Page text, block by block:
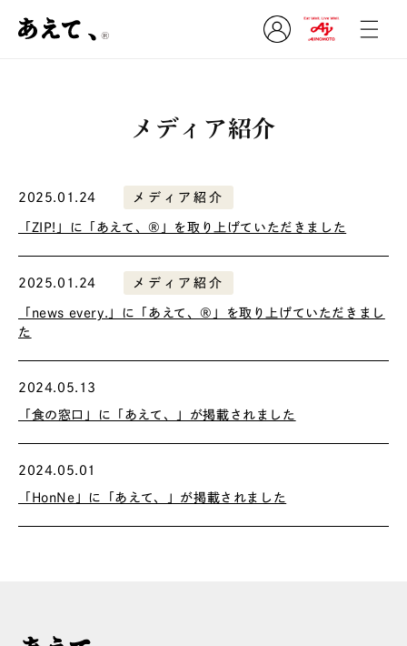
ンツに
進む
グ
イ
メディア紹介
2025.01.24 メディア紹介
「ZIP!」に「あえて、®」を取り上げていただきました
2025.01.24 メディア紹介
「news every.」に「あえて、®」を取り上げていただきまし
た
2024.05.13
「食の窓口」に「あえて、」が掲載されました
2024.05.01
「HonNe」に「あえて、」が掲載されました